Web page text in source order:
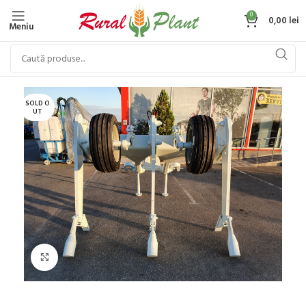
Meniu
0 0,00 lei
SOLD O
UT
Click to enlarge